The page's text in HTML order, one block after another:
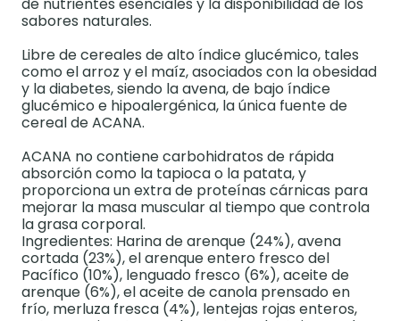
sabores naturales.
Libre de cereales de alto índice glucémico, tales
como el arroz y el maíz, asociados con la obesidad
y la diabetes, siendo la avena, de bajo índice
glucémico e hipoalergénica, la única fuente de
cereal de ACANA.
ACANA no contiene carbohidratos de rápida
absorción como la tapioca o la patata, y
proporciona un extra de proteínas cárnicas para
mejorar la masa muscular al tiempo que controla
la grasa corporal.
Ingredientes: Harina de arenque (24%), avena
cortada (23%), el arenque entero fresco del
Pacífico (10%), lenguado fresco (6%), aceite de
arenque (6%), el aceite de canola prensado en
frío, merluza fresca (4%), lentejas rojas enteros,